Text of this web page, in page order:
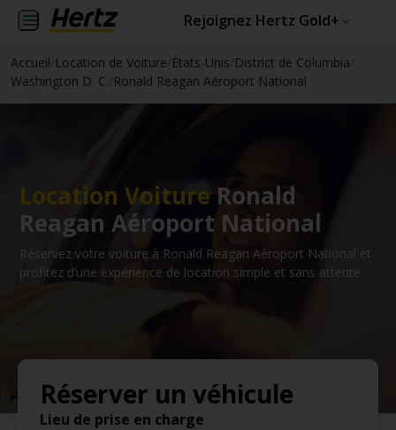
Rejoignez Hertz Gold+
Accueil Location de Voiture États-Unis District de Columbia
Washington D. C. Ronald Reagan Aéroport National
Location Voiture Ronald
Reagan Aéroport National
Réservez votre voiture à Ronald Reagan Aéroport National et
profitez d’une expérience de location simple et sans attente.
Réserver un véhicule
Lieu de prise en charge